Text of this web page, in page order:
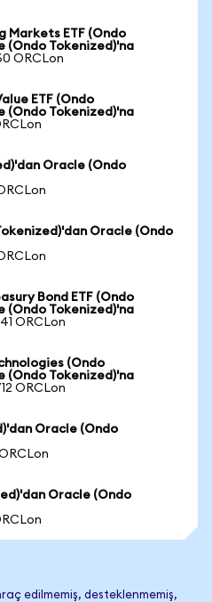
Markets ETF (Ondo
(Ondo Tokenized)'na
ORCLon
ETF (Ondo
(Ondo Tokenized)'na
Oracle (Ondo
Oracle (Ondo
Bond ETF (Ondo
(Ondo Tokenized)'na
ORCLon
(Ondo
(Ondo Tokenized)'na
ORCLon
Oracle (Ondo
Oracle (Ondo
edilmemiş, desteklenmemiş,